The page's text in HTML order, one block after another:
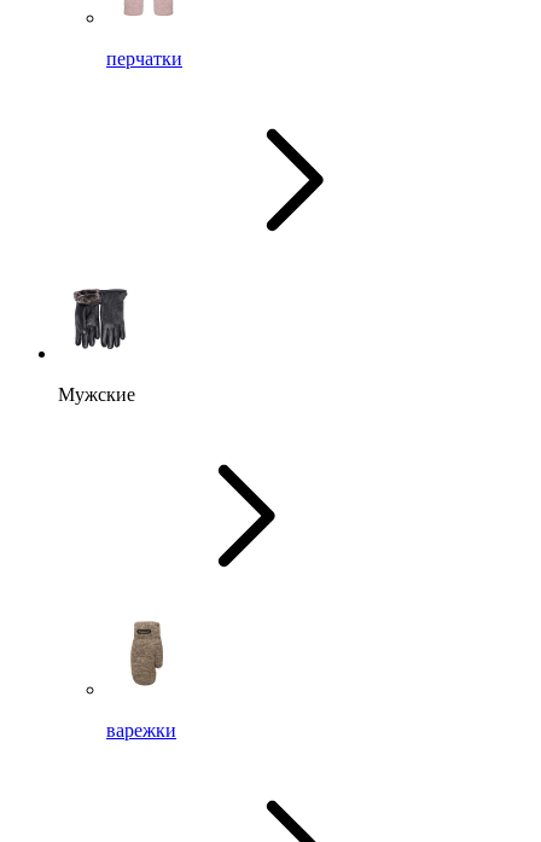
перчатки
Мужские
варежки